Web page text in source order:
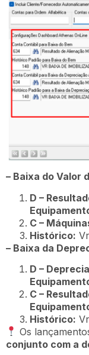
– Baixa do Valor
D –
C –
Histórico:
– Baixa da
D –
C –
Histórico:
Os
conjunto com a